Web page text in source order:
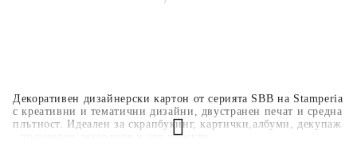
Декоративен дизайнерски картон от серията SBB на Stamperia
с креативни и тематични дизайни, двустранен печат и средна
плътност. Идеален за скрапбукинг, картички,албуми, декупаж
, празнична декорация и арт проекти